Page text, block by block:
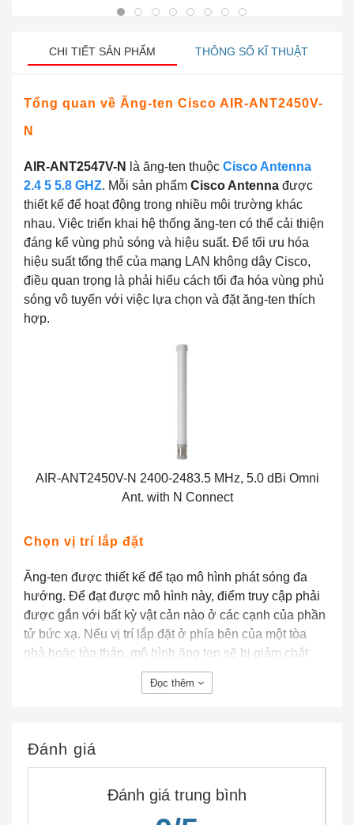
CHI TIẾT SẢN PHẨM THÔNG SỐ KĨ THUẬT
Tổng quan về Ăng-ten Cisco AIR-ANT2450V-
N
AIR-ANT2547V-N là ăng-ten thuộc Cisco Antenna
2.4 5 5.8 GHZ. Mỗi sản phẩm Cisco Antenna được
thiết kế để hoạt động trong nhiều môi trường khác
nhau. Việc triển khai hệ thống ăng-ten có thể cải thiện
đáng kể vùng phủ sóng và hiệu suất. Để tối ưu hóa
hiệu suất tổng thể của mạng LAN không dây Cisco,
điều quan trọng là phải hiểu cách tối đa hóa vùng phủ
sóng vô tuyến với việc lựa chọn và đặt ăng-ten thích
hợp.
AIR-ANT2450V-N 2400-2483.5 MHz, 5.0 dBi Omni
Ant. with N Connect
Chọn vị trí lắp đặt
Ăng-ten được thiết kế để tạo mô hình phát sóng đa
hướng. Để đạt được mô hình này, điểm truy cập phải
được gắn với bất kỳ vật cản nào ở các cạnh của phần
tử bức xạ. Nếu vị trí lắp đặt ở phía bên của một tòa
nhà hoặc tòa tháp, mô hình ăng ten sẽ bị giảm chất
lượng ở phía tòa nhà hoặc tòa tháp.
của bạn cao hơn đường dây mái nhà khoảng 5 đến 10
ft (1,5 đến 3 m) và cách xa tất cả các đường dây điện
Đọc thêm
Đánh giá
Đánh giá trung bình